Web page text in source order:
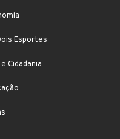
Esportes
Cidadania